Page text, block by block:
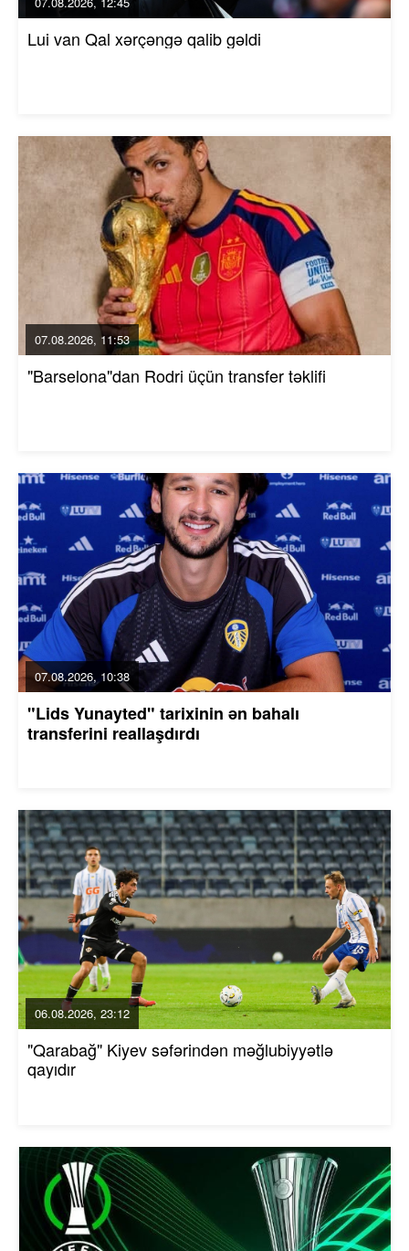
Lui van Qal xərçəngə qalib gəldi
07.08.2026, 11:53
"Barselona"dan Rodri üçün transfer təklifi
07.08.2026, 10:38
"Lids Yunayted" tarixinin ən bahalı
transferini reallaşdırdı
06.08.2026, 23:12
"Qarabağ" Kiyev səfərindən məğlubiyyətlə
qayıdır